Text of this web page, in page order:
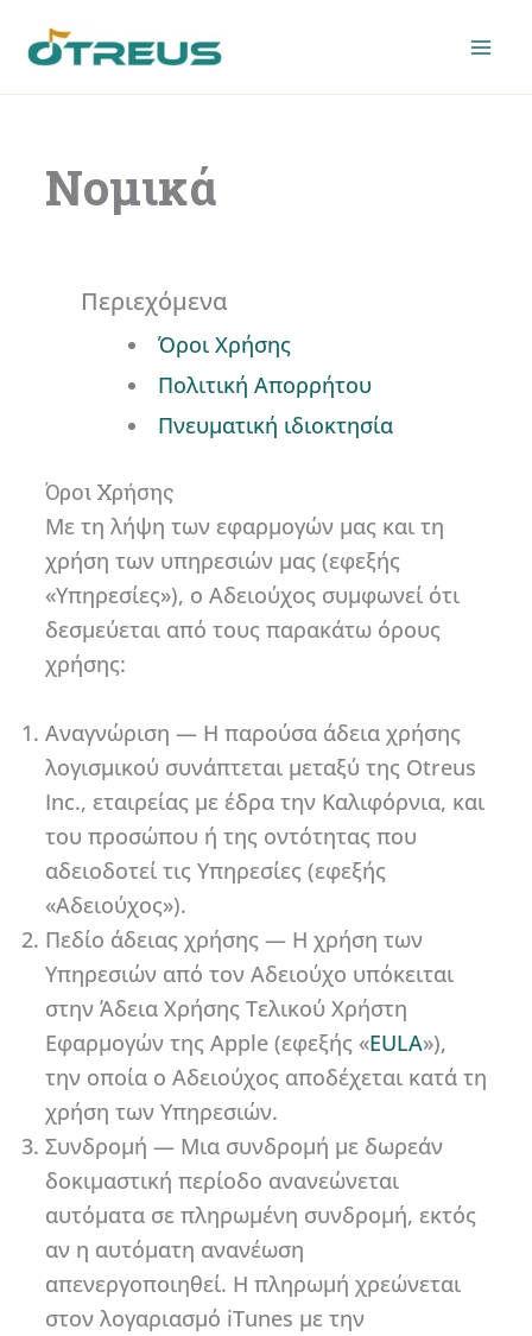
στο
Νομικά
Περιεχόμενα
Όροι Χρήσης
Πολιτική Απορρήτου
Πνευματική ιδιοκτησία
Όροι Χρήσης
Με τη λήψη των εφαρμογών μας και τη
χρήση των υπηρεσιών μας (εφεξής
«Υπηρεσίες»), ο Αδειούχος συμφωνεί ότι
δεσμεύεται από τους παρακάτω όρους
χρήσης:
Αναγνώριση — Η παρούσα άδεια χρήσης
λογισμικού συνάπτεται μεταξύ της Otreus
Inc., εταιρείας με έδρα την Καλιφόρνια, και
του προσώπου ή της οντότητας που
αδειοδοτεί τις Υπηρεσίες (εφεξής
«Αδειούχος»).
Πεδίο άδειας χρήσης — Η χρήση των
Υπηρεσιών από τον Αδειούχο υπόκειται
στην Άδεια Χρήσης Τελικού Χρήστη
Εφαρμογών της Apple (εφεξής «EULA»),
την οποία ο Αδειούχος αποδέχεται κατά τη
χρήση των Υπηρεσιών.
Συνδρομή — Μια συνδρομή με δωρεάν
δοκιμαστική περίοδο ανανεώνεται
αυτόματα σε πληρωμένη συνδρομή, εκτός
αν η αυτόματη ανανέωση
απενεργοποιηθεί. Η πληρωμή χρεώνεται
στον λογαριασμό iTunes με την